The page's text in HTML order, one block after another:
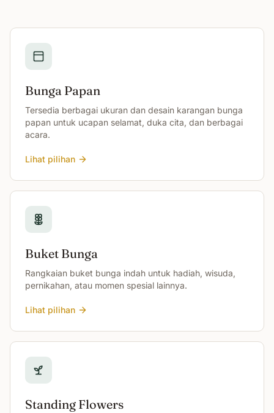
Bunga Papan
Tersedia berbagai ukuran dan desain karangan bunga
papan untuk ucapan selamat, duka cita, dan berbagai
acara.
Lihat pilihan
Buket Bunga
Rangkaian buket bunga indah untuk hadiah, wisuda,
pernikahan, atau momen spesial lainnya.
Lihat pilihan
Standing Flowers